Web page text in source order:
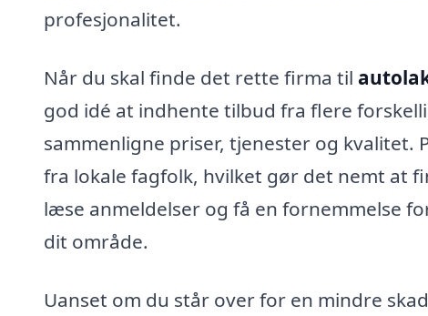
profesjonalitet.
Når du skal finde det rette firma til
god idé at indhente tilbud fra flere
sammenligne priser, tjenester og kvalitet.
fra lokale fagfolk, hvilket gør det nemt at
læse anmeldelser og få en fornemmelse
dit område.
Uanset om du står over for en mindre